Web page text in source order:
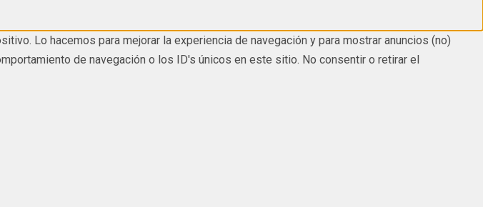
Lo hacemos para mejorar la experiencia de navegación y para mostrar anuncios (no)
de navegación o los ID's únicos en este sitio. No consentir o retirar el